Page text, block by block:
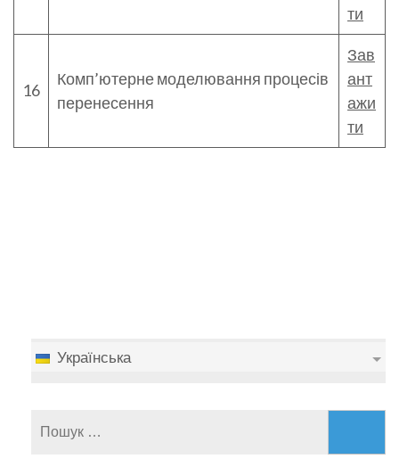
ти
16
Комп’ютерне моделювання процесів
перенесення
Зав
ант
ажи
ти
Українська